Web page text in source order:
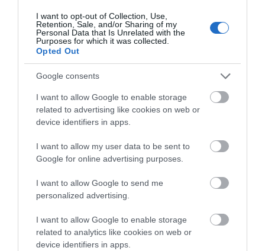
I want to opt-out of Collection, Use,
Retention, Sale, and/or Sharing of my
Personal Data that Is Unrelated with the
Purposes for which it was collected.
Opted Out
Google consents
I want to allow Google to enable storage
related to advertising like cookies on web or
device identifiers in apps.
I want to allow my user data to be sent to
Google for online advertising purposes.
I want to allow Google to send me
personalized advertising.
I want to allow Google to enable storage
related to analytics like cookies on web or
device identifiers in apps.
άκτιστον και απειροτέλειον ον» και είναι «η εν
πνεύματι και αληθεία του υψίστου και μόνου
λατρευτέου Όντος άμεσος και έμμεσος λατρεία».
Η Θεοσέβεια του Θεόφιλου Καϊρη είναι η σπονδυλική
στήλη του φιλελευθερισμού του. Αξονικής σημασίας
βίωμα του ήταν η ελευθερία σε όλες τις διαστάσεις
Αγώνα της Εθνεγερσίας, ξεσηκώνει μέρη σαν την Άνδρο
και την Εύβοια, λαβώνεται σε μάζες και συγκροτεί
πολεμικά σώματα εθναγωνιστών.
κοινοβουλευτικός άνδρας εκπροσωπώντας την Άνδρο,
αλλά δεν καταντά πολιτευτής κι ούτε επαγγελματίας